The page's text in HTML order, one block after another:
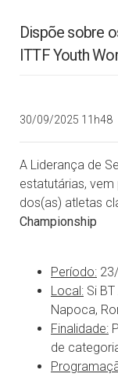
Dispõe sobre
ITTF Youth
30/09/2025 11h48
A Liderança de
estatutárias,
dos(as) atletas
Championship
Período:
Local: Si
Napoca,
Finalidade:
de